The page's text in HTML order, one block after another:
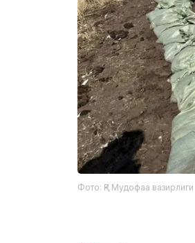
Фото: ҚР Мудофаа вазирлиги